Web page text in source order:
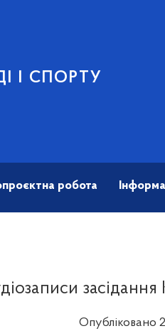
І СПОРТУ
робота
Опубліковано